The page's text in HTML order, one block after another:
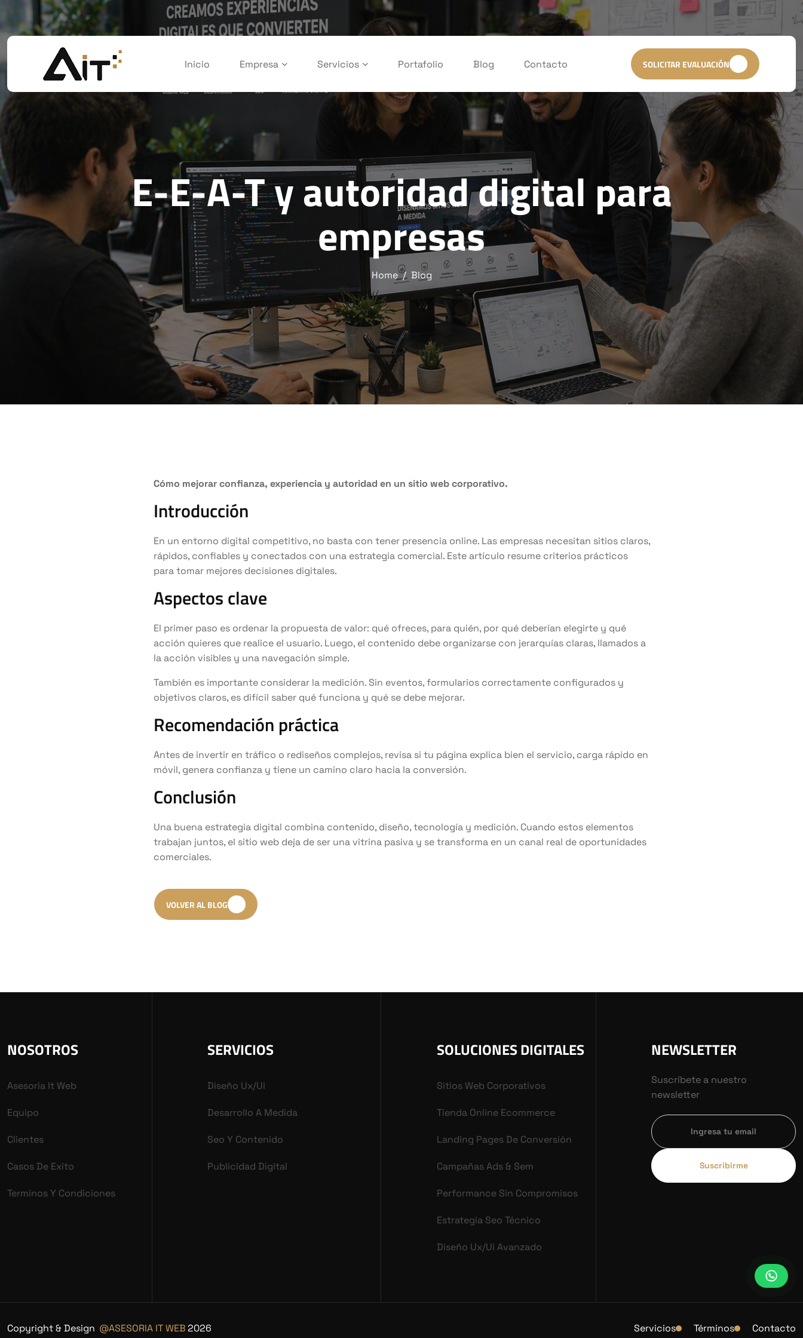
Inicio Empresa Servicios Portafolio Blog Contacto SOLICITAR EVALUACIÓN
E-E-A-T y autoridad digital para
empresas
Home Blog
Cómo mejorar confianza, experiencia y autoridad en un sitio web corporativo.
Introducción
En un entorno digital competitivo, no basta con tener presencia online. Las empresas necesitan sitios claros,
rápidos, confiables y conectados con una estrategia comercial. Este artículo resume criterios prácticos
para tomar mejores decisiones digitales.
Aspectos clave
El primer paso es ordenar la propuesta de valor: qué ofreces, para quién, por qué deberían elegirte y qué
acción quieres que realice el usuario. Luego, el contenido debe organizarse con jerarquías claras, llamados a
la acción visibles y una navegación simple.
También es importante considerar la medición. Sin eventos, formularios correctamente configurados y
objetivos claros, es difícil saber qué funciona y qué se debe mejorar.
Recomendación práctica
Antes de invertir en tráfico o rediseños complejos, revisa si tu página explica bien el servicio, carga rápido en
móvil, genera confianza y tiene un camino claro hacia la conversión.
Conclusión
Una buena estrategia digital combina contenido, diseño, tecnología y medición. Cuando estos elementos
trabajan juntos, el sitio web deja de ser una vitrina pasiva y se transforma en un canal real de oportunidades
comerciales.
VOLVER AL BLOG
NOSOTROS
Asesoria It Web
Equipo
Clientes
Casos De Exito
Terminos Y Condiciones
SERVICIOS
Diseño Ux/ui
Desarrollo A Medida
Seo Y Contenido
Publicidad Digital
SOLUCIONES DIGITALES
Sitios Web Corporativos
Tienda Online Ecommerce
Landing Pages De Conversión
Campañas Ads & Sem
Performance Sin Compromisos
Estrategia Seo Técnico
Diseño Ux/ui Avanzado
NEWSLETTER
Suscríbete a nuestro
newsletter
Suscribirme
Copyright & Design @ASESORIA IT WEB2026 Servicios Términos Contacto